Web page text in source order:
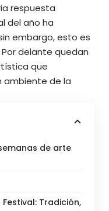
respuesta
del año ha
embargo, esto es
delante quedan
que
ambiente de la
de arte
Tradición,